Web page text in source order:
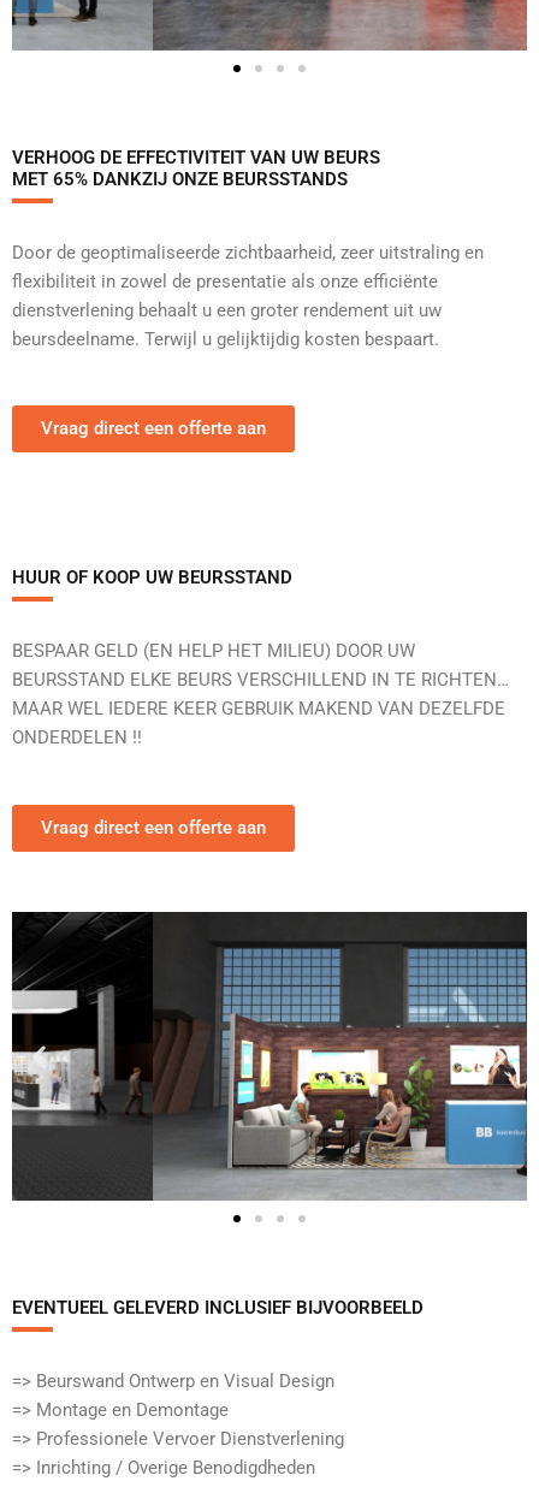
VERHOOG DE EFFECTIVITEIT VAN UW BEURS
MET 65% DANKZIJ ONZE BEURSSTANDS
Door de geoptimaliseerde zichtbaarheid, zeer uitstraling en
flexibiliteit in zowel de presentatie als onze efficiënte
dienstverlening behaalt u een groter rendement uit uw
beursdeelname. Terwijl u gelijktijdig kosten bespaart.
Vraag direct een offerte aan
HUUR OF KOOP UW BEURSSTAND
BESPAAR GELD (EN HELP HET MILIEU) DOOR UW
BEURSSTAND ELKE BEURS VERSCHILLEND IN TE RICHTEN…
MAAR WEL IEDERE KEER GEBRUIK MAKEND VAN DEZELFDE
ONDERDELEN !!
Vraag direct een offerte aan
EVENTUEEL GELEVERD INCLUSIEF BIJVOORBEELD​
=> Beurswand Ontwerp en Visual Design
=> Montage en Demontage
=> Professionele Vervoer Dienstverlening
=> Inrichting / Overige Benodigdheden